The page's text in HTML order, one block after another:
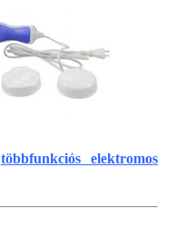
többfunkciós elektromos